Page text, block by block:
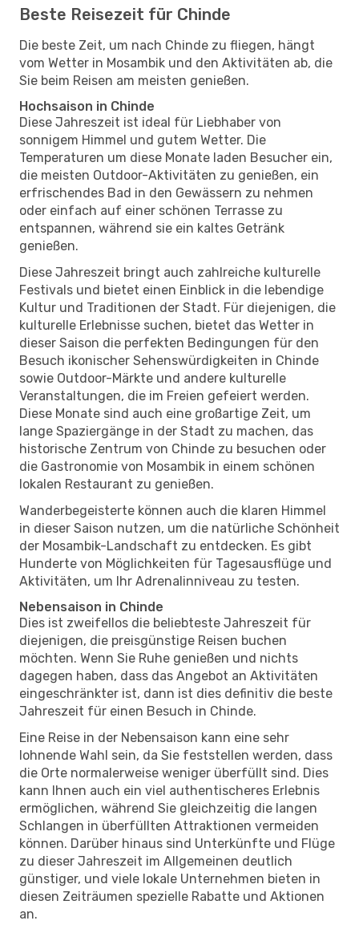
Beste Reisezeit für Chinde
Die beste Zeit, um nach Chinde zu fliegen, hängt
vom Wetter in Mosambik und den Aktivitäten ab, die
Sie beim Reisen am meisten genießen.
Hochsaison in Chinde
Diese Jahreszeit ist ideal für Liebhaber von
sonnigem Himmel und gutem Wetter. Die
Temperaturen um diese Monate laden Besucher ein,
die meisten Outdoor-Aktivitäten zu genießen, ein
erfrischendes Bad in den Gewässern zu nehmen
oder einfach auf einer schönen Terrasse zu
entspannen, während sie ein kaltes Getränk
genießen.
Diese Jahreszeit bringt auch zahlreiche kulturelle
Festivals und bietet einen Einblick in die lebendige
Kultur und Traditionen der Stadt. Für diejenigen, die
kulturelle Erlebnisse suchen, bietet das Wetter in
dieser Saison die perfekten Bedingungen für den
Besuch ikonischer Sehenswürdigkeiten in Chinde
sowie Outdoor-Märkte und andere kulturelle
Veranstaltungen, die im Freien gefeiert werden.
Diese Monate sind auch eine großartige Zeit, um
lange Spaziergänge in der Stadt zu machen, das
historische Zentrum von Chinde zu besuchen oder
die Gastronomie von Mosambik in einem schönen
lokalen Restaurant zu genießen.
Wanderbegeisterte können auch die klaren Himmel
in dieser Saison nutzen, um die natürliche Schönheit
der Mosambik-Landschaft zu entdecken. Es gibt
Hunderte von Möglichkeiten für Tagesausflüge und
Aktivitäten, um Ihr Adrenalinniveau zu testen.
Nebensaison in Chinde
Dies ist zweifellos die beliebteste Jahreszeit für
diejenigen, die preisgünstige Reisen buchen
möchten. Wenn Sie Ruhe genießen und nichts
dagegen haben, dass das Angebot an Aktivitäten
eingeschränkter ist, dann ist dies definitiv die beste
Jahreszeit für einen Besuch in Chinde.
Eine Reise in der Nebensaison kann eine sehr
lohnende Wahl sein, da Sie feststellen werden, dass
die Orte normalerweise weniger überfüllt sind. Dies
kann Ihnen auch ein viel authentischeres Erlebnis
ermöglichen, während Sie gleichzeitig die langen
Schlangen in überfüllten Attraktionen vermeiden
können. Darüber hinaus sind Unterkünfte und Flüge
zu dieser Jahreszeit im Allgemeinen deutlich
günstiger, und viele lokale Unternehmen bieten in
diesen Zeiträumen spezielle Rabatte und Aktionen
an.